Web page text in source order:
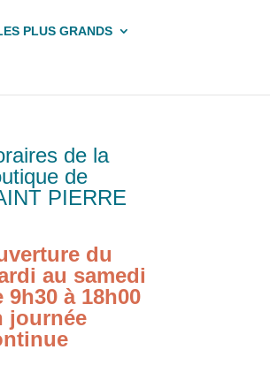
PLUS GRANDS
de la
de
PIERRE
du
au samedi
9h30 à 18h00
journée